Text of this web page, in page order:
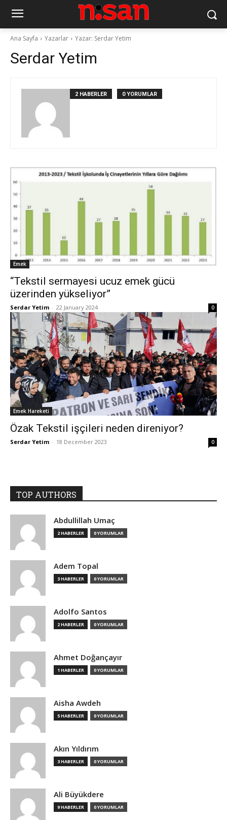
Ana Sayfa Yazarlar Yazar: Serdar Yetim
Serdar Yetim
2 HABERLER 0 YORUMLAR
Emek
“Tekstil sermayesi ucuz emek gücü
üzerinden yükseliyor”
Serdar Yetim - 22 January 2024 0
Emek Hareketi
Özak Tekstil işçileri neden direniyor?
Serdar Yetim - 18 December 2023 0
TOP AUTHORS
Abdullillah Umaç
2 HABERLER 0 YORUMLAR
Adem Topal
3 HABERLER 0 YORUMLAR
Adolfo Santos
2 HABERLER 0 YORUMLAR
Ahmet Doğançayır
1 HABERLER 0 YORUMLAR
Aisha Awdeh
5 HABERLER 0 YORUMLAR
Akın Yıldırım
3 HABERLER 0 YORUMLAR
Ali Büyükdere
9 HABERLER 0 YORUMLAR